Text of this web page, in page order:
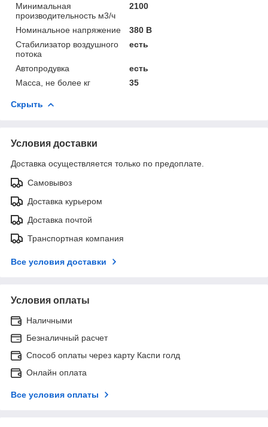
Минимальная
производительность м3/ч
2100
Номинальное напряжение
380 В
Стабилизатор воздушного
потока
есть
Автопродувка
есть
Масса, не более кг
35
Скрыть
Условия доставки
Доставка осуществляется только по предоплате.
Самовывоз
Доставка курьером
Доставка почтой
Транспортная компания
Все условия доставки
Условия оплаты
Наличными
Безналичный расчет
Способ оплаты через карту Каспи голд
Онлайн оплата
Все условия оплаты